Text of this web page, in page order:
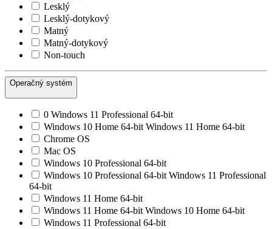
Lesklý
Lesklý-dotykový
Matný
Matný-dotykový
Non-touch
Operačný systém
0 Windows 11 Professional 64-bit
Windows 10 Home 64-bit Windows 11 Home 64-bit
Chrome OS
Mac OS
Windows 10 Professional 64-bit
Windows 10 Professional 64-bit Windows 11 Professional
64-bit
Windows 11 Home 64-bit
Windows 11 Home 64-bit Windows 10 Home 64-bit
Windows 11 Professional 64-bit